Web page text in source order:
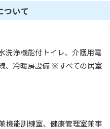
ついて
洗浄機能付トイレ、介護用電
、冷暖房設備 ※すべての居室
機能訓練室、健康管理室兼事